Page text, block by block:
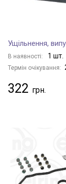
Ущільнення,
В наявності: 1 шт.
Термін очікування:
322